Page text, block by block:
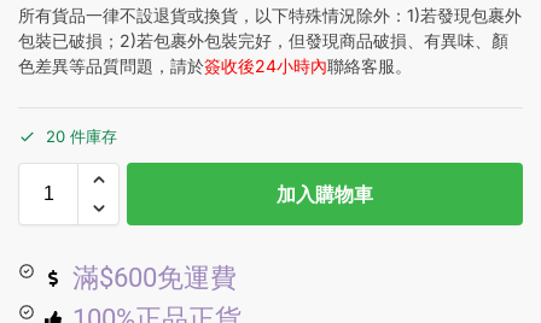
所有貨品一律不設退貨或換貨，以下特殊情況除外：1)若發現包裹外
包裝已破損；2)若包裹外包裝完好，但發現商品破損、有異味、顏
色差異等品質問題，請於簽收後24小時內聯絡客服。
20 件庫存
加入購物車
滿$600免運費